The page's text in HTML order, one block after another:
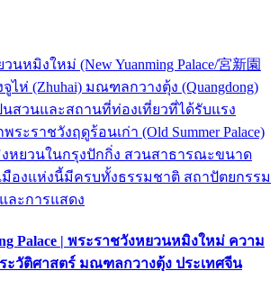
นหมิงใหม่ (New Yuanming Palace/宮新園
จูไห่ (Zhuhai) มณฑลกวางตุ้ง (Quangdong)
นสวนและสถานที่ท่องเที่ยวที่ได้รับแรง
ระราชวังฤดูร้อนเก่า (Old Summer Palace)
หยวนในกรุงปักกิ่ง สวนสาธารณะขนาด
มืองแห่งนี้มีครบทั้งธรรมชาติ สถาปัตยกรรม
ละการแสดง
Palace | พระราชวังหยวนหมิงใหม่ ความ
ะวัติศาสตร์ มณฑลกวางตุ้ง ประเทศจีน